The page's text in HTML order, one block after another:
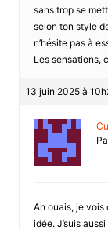
sans trop se
selon ton style
n’hésite pas à
Les sensations,
13 juin 2025 à
Ah ouais, je vois
idée. J’suis